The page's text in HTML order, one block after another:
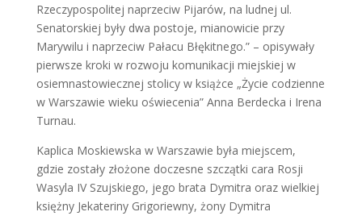
Rzeczypospolitej naprzeciw Pijarów, na ludnej ul.
Senatorskiej były dwa postoje, mianowicie przy
Marywilu i naprzeciw Pałacu Błękitnego.” – opisywały
pierwsze kroki w rozwoju komunikacji miejskiej w
osiemnastowiecznej stolicy w książce „Życie codzienne
w Warszawie wieku oświecenia” Anna Berdecka i Irena
Turnau.
Kaplica Moskiewska w Warszawie była miejscem,
gdzie zostały złożone doczesne szczątki cara Rosji
Wasyla IV Szujskiego, jego brata Dymitra oraz wielkiej
księżny Jekateriny Grigoriewny, żony Dymitra